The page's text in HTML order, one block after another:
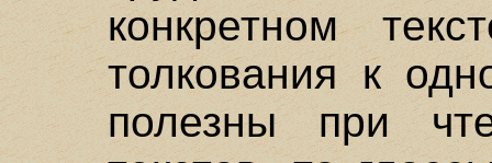
конкретном
толкования к
полезны при